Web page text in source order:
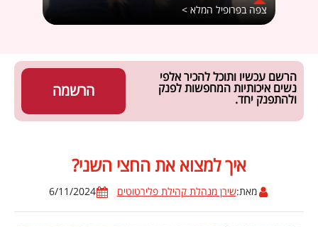
צפה בפרופיל המלא >
הרשמה
הרשם עכשיו ותוכל להכיר אלפי
נשים איכותיות המחפשות לפנק
ולהתפנק יחד.
איך למצוא את החצי השני?
מאת:שירן מנהלת קהילת פלירטוטים 6/11/2024